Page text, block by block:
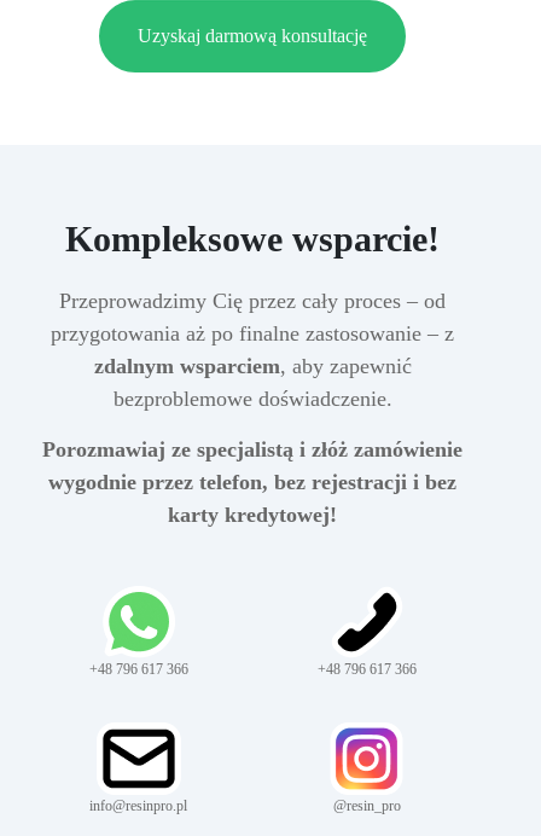
Uzyskaj darmową konsultację
Kompleksowe wsparcie!
Przeprowadzimy Cię przez cały proces – od
przygotowania aż po finalne zastosowanie – z
zdalnym wsparciem, aby zapewnić
bezproblemowe doświadczenie.
Porozmawiaj ze specjalistą i złóż zamówienie
wygodnie przez telefon, bez rejestracji i bez
karty kredytowej!
+48 796 617 366 +48 796 617 366
info@resinpro.pl @resin_pro